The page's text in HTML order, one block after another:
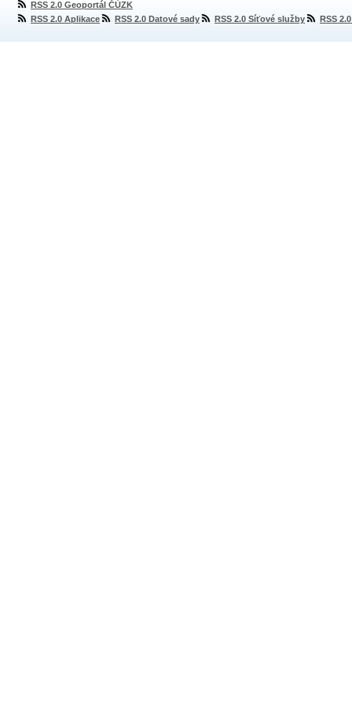
RSS 2.0 Geoportál ČÚZK
RSS 2.0 Aplikace
RSS 2.0 Datové sady RSS 2.0 Síťové služby RSS